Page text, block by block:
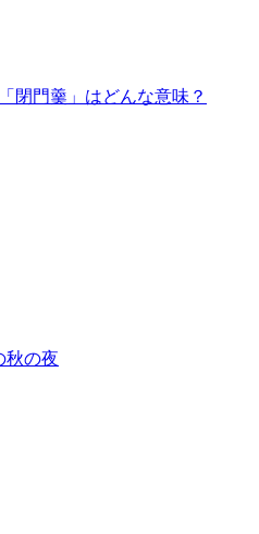
閉門羹」はどんな意味？
の夜